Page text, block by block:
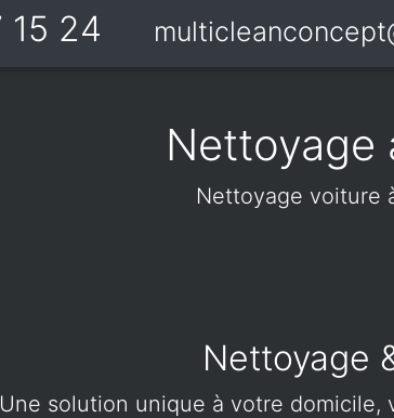
24
Nettoyage
Nettoyage voiture
Nettoyage
Une solution unique à votre domicile,